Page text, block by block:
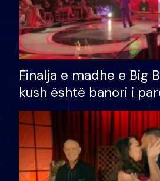
Finalja e madhe e Big
kush është banori i
shtëpinë dhe humb
të fituar çmimin e